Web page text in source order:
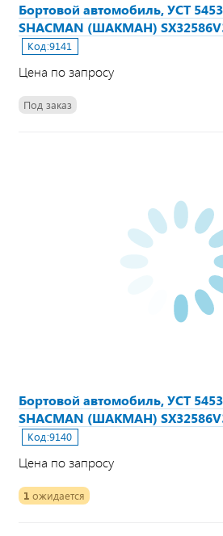
Бортовой автомобиль, УСТ
SHACMAN (ШАКМАН)
Код:9141
Цена по запросу
Под заказ
Бортовой автомобиль, УСТ
SHACMAN (ШАКМАН)
Код:9140
Цена по запросу
1 ожидается